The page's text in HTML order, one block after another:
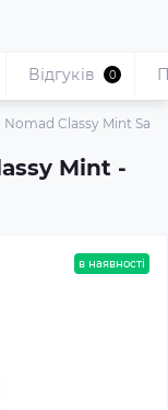
Nomad Classy Mint Salt
Mint -
Відгуків 0
в наявності